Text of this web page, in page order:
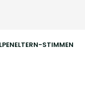
STIMMEN